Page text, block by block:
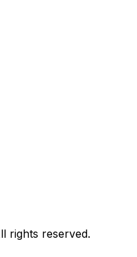
rights reserved.